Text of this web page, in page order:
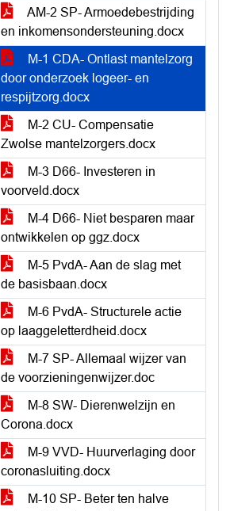
AM-2 SP- Armoedebestrijding
en inkomensondersteuning.docx
M-1 CDA- Ontlast mantelzorg
door onderzoek logeer- en
respijtzorg.docx
M-2 CU- Compensatie
Zwolse mantelzorgers.docx
M-3 D66- Investeren in
voorveld.docx
M-4 D66- Niet besparen maar
ontwikkelen op ggz.docx
M-5 PvdA- Aan de slag met
de basisbaan.docx
M-6 PvdA- Structurele actie
op laaggeletterdheid.docx
M-7 SP- Allemaal wijzer van
de voorzieningenwijzer.doc
M-8 SW- Dierenwelzijn en
Corona.docx
M-9 VVD- Huurverlaging door
coronasluiting.docx
M-10 SP- Beter ten halve